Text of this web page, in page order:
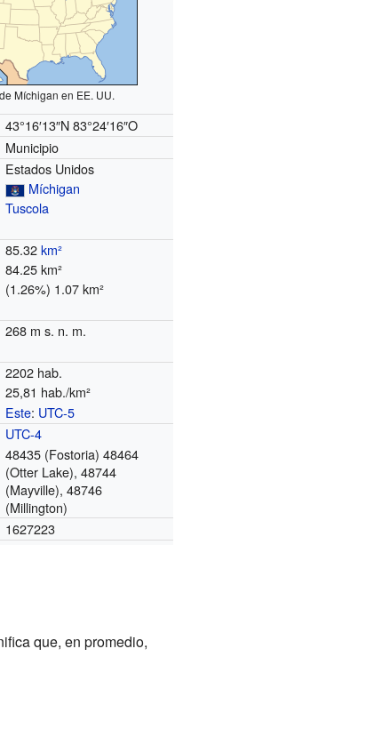
Míchigan en EE. UU.
43°16′13″N 83°24′16″O
Municipio
Estados Unidos
Míchigan
Tuscola
85.32km²
84.25 km²
(1.26%) 1.07 km²
268 m s. n. m.
2202 hab.
25,81 hab./km²
Este: UTC-5
UTC-4
48435 (Fostoria) 48464
(Otter Lake), 48744
(Mayville), 48746
(Millington)
1627223
que, en promedio,